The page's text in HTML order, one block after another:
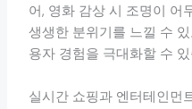
어, 영화 감상 시 조명이 어
생생한 분위기를 느낄 수
용자 경험을 극대화할 수
실시간 쇼핑과 엔터테인먼